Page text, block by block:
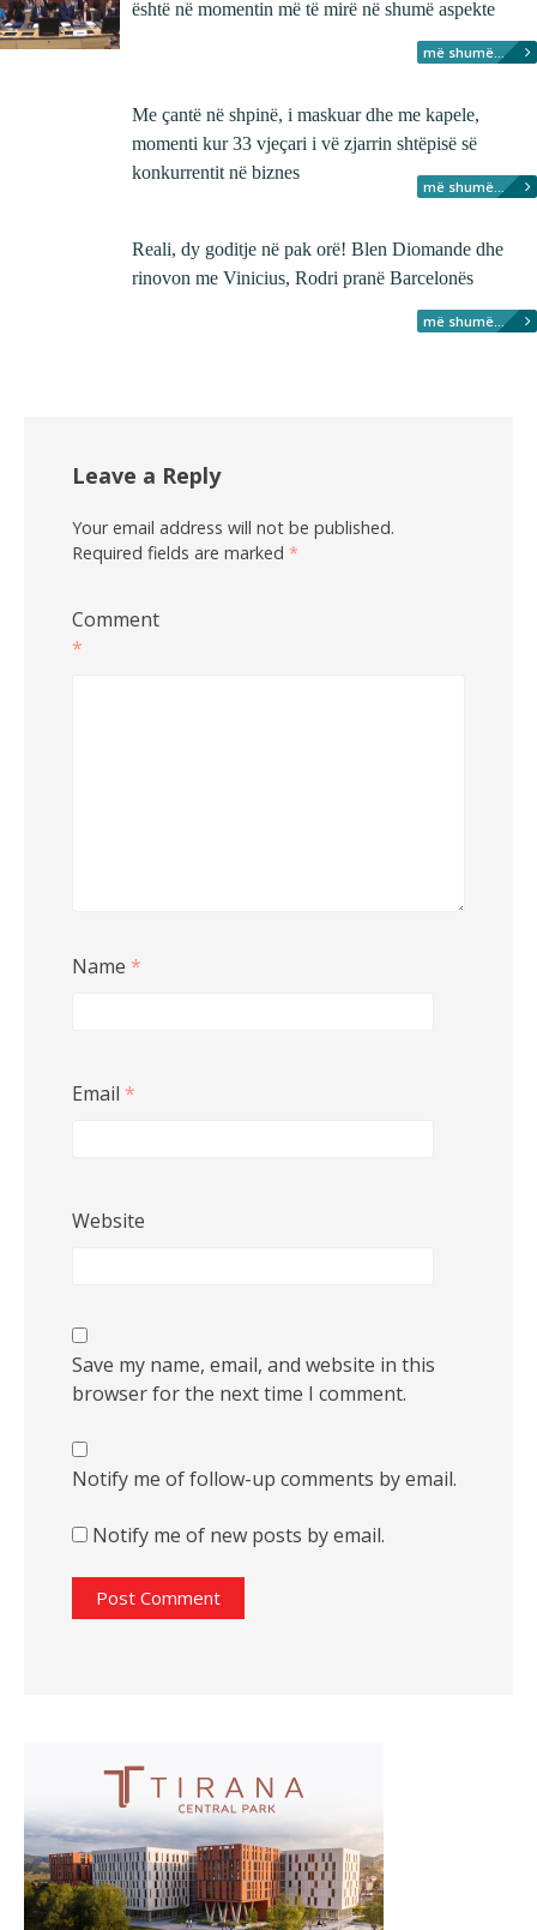
është në momentin më të mirë në shumë aspekte
më shumë...
Me çantë në shpinë, i maskuar dhe me kapele,
momenti kur 33 vjeçari i vë zjarrin shtëpisë së
konkurrentit në biznes
më shumë...
Reali, dy goditje në pak orë! Blen Diomande dhe
rinovon me Vinicius, Rodri pranë Barcelonës
më shumë...
Leave a Reply
Your email address will not be published.
Required fields are marked *
Comment
*
Name *
Email *
Website
Save my name, email, and website in this
browser for the next time I comment.
Notify me of follow-up comments by email.
Notify me of new posts by email.